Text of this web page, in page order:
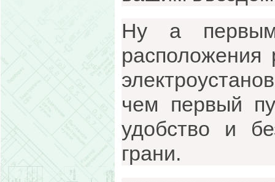
Ну а
расположения
чем первый
удобство и
грани.